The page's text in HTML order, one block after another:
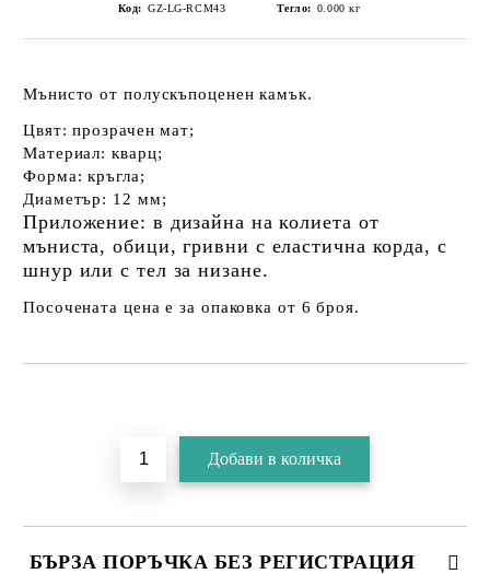
Код: GZ-LG-RCМ43 Тегло: 0.000 кг
Мънисто от полускъпоценен камък.
Цвят: прозрачен мат;
Материал: кварц;
Форма: кръгла;
Диаметър: 12 мм;
Приложение: в дизайна на колиета от
мъниста, обици, гривни с еластична корда, с
шнур или с тел за низане.
Посочената цена е за опаковка от 6 броя.
БЪРЗА ПОРЪЧКА БЕЗ РЕГИСТРАЦИЯ